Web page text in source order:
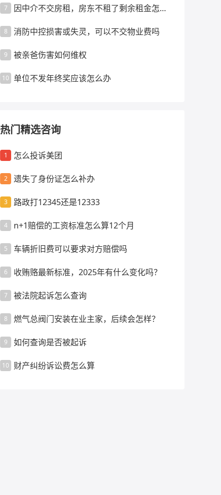
7
因中介不交房租，房东不租了剩余租金怎么
8 消防中控损害或失灵，可以不交物业费吗
9 被亲爸伤害如何维权
10 单位不发年终奖应该怎么办
热门精选咨询
1 怎么投诉美团
2 遗失了身份证怎么补办
3 路政打12345还是12333
4 n+1赔偿的工资标准怎么算12个月
5 车辆折旧费可以要求对方赔偿吗
6 收贿赂最新标准，2025年有什么变化吗？
7 被法院起诉怎么查询
8 燃气总阀门安装在业主家，后续会怎样？
9 如何查询是否被起诉
10 财产纠纷诉讼费怎么算